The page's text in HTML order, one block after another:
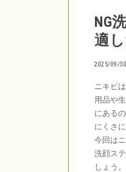
NG
適
2025/09/30
ニキビ
用品や
にある
にくさ
今回は
洗顔ス
しょう。